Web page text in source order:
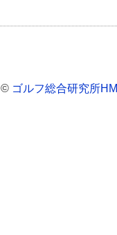
© ゴルフ総合研究所HM